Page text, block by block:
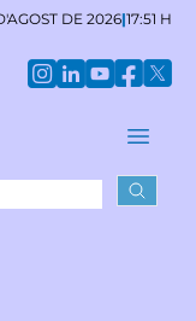
DE 2026|17:51 H